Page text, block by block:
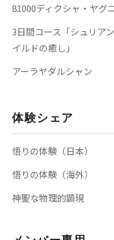
81000ディクシャ・ヤグ
3日間コース「シュリア
イルドの癒し」
アーラヤダルシャン
体験シェア
悟りの体験（日本）
悟りの体験（海外）
神聖な物理的顕現